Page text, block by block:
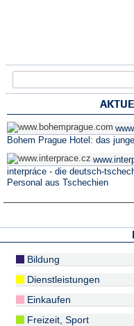
Bohem Prague Hotel: das
interpráce - die deutsch-
Personal aus Tschechien
Bildung
Dienstleistungen
Einkaufen
Freizeit, Sport